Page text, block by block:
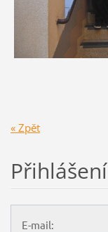
« Zpět
Přihlášení
E-mail: